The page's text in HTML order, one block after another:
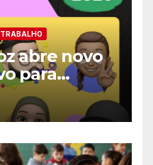
TRABALHO
abre novo
para